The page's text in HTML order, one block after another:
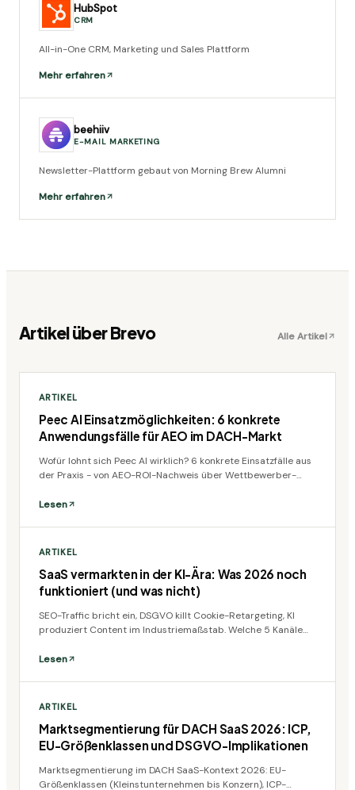
HubSpot
CRM
All-in-One CRM, Marketing und Sales Plattform
Mehr erfahren
beehiiv
E-MAIL MARKETING
Newsletter-Plattform gebaut von Morning Brew Alumni
Mehr erfahren
Artikel überBrevo Alle Artikel
ARTIKEL
Peec AI Einsatzmöglichkeiten: 6 konkrete
Anwendungsfälle für AEO im DACH-Markt
Wofür lohnt sich Peec AI wirklich? 6 konkrete Einsatzfälle aus
der Praxis - von AEO-ROI-Nachweis über Wettbewerber-
Lesen
ARTIKEL
SaaS vermarkten in der KI-Ära: Was 2026 noch
funktioniert (und was nicht)
SEO-Traffic bricht ein, DSGVO killt Cookie-Retargeting, KI
produziert Content im Industriemaßstab. Welche 5 Kanäle
funktionieren.
Lesen
ARTIKEL
Marktsegmentierung für DACH SaaS 2026: ICP,
EU-Größenklassen und DSGVO-Implikationen
Marktsegmentierung im DACH SaaS-Kontext 2026: EU-
Größenklassen (Kleinstunternehmen bis Konzern), ICP-